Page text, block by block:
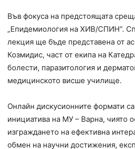
Във фокуса на предстоящата
„Епидемиология на ХИВ/СПИН“.
лекция ще бъде представена от
Козмидис, част от екипа на
болести, паразитология и
медицинското висше училище.
Онлайн дискусионните формати
инициатива на МУ – Варна, чиято
изграждането на ефективна
обмен на научни достижения,